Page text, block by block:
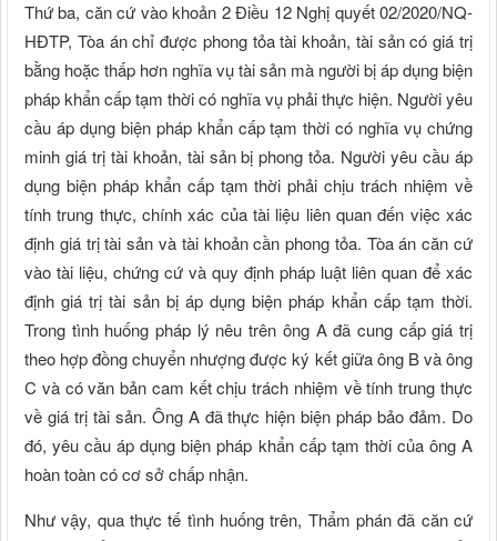
Thứ ba, căn cứ vào khoản 2 Điều 12 Nghị quyết 02/2020/NQ-
HĐTP, Tòa án chỉ được phong tỏa tài khoản, tài sản có giá trị
bằng hoặc thấp hơn nghĩa vụ tài sản mà người bị áp dụng biện
pháp khẩn cấp tạm thời có nghĩa vụ phải thực hiện. Người yêu
cầu áp dụng biện pháp khẩn cấp tạm thời có nghĩa vụ chứng
minh giá trị tài khoản, tài sản bị phong tỏa. Người yêu cầu áp
dụng biện pháp khẩn cấp tạm thời phải chịu trách nhiệm về
tính trung thực, chính xác của tài liệu liên quan đến việc xác
định giá trị tài sản và tài khoản cần phong tỏa. Tòa án căn cứ
vào tài liệu, chứng cứ và quy định pháp luật liên quan để xác
định giá trị tài sản bị áp dụng biện pháp khẩn cấp tạm thời.
Trong tình huống pháp lý nêu trên ông A đã cung cấp giá trị
theo hợp đồng chuyển nhượng được ký kết giữa ông B và ông
C và có văn bản cam kết chịu trách nhiệm về tính trung thực
về giá trị tài sản. Ông A đã thực hiện biện pháp bảo đảm. Do
đó, yêu cầu áp dụng biện pháp khẩn cấp tạm thời của ông A
hoàn toàn có cơ sở chấp nhận.
Như vậy, qua thực tế tình huống trên, Thẩm phán đã căn cứ